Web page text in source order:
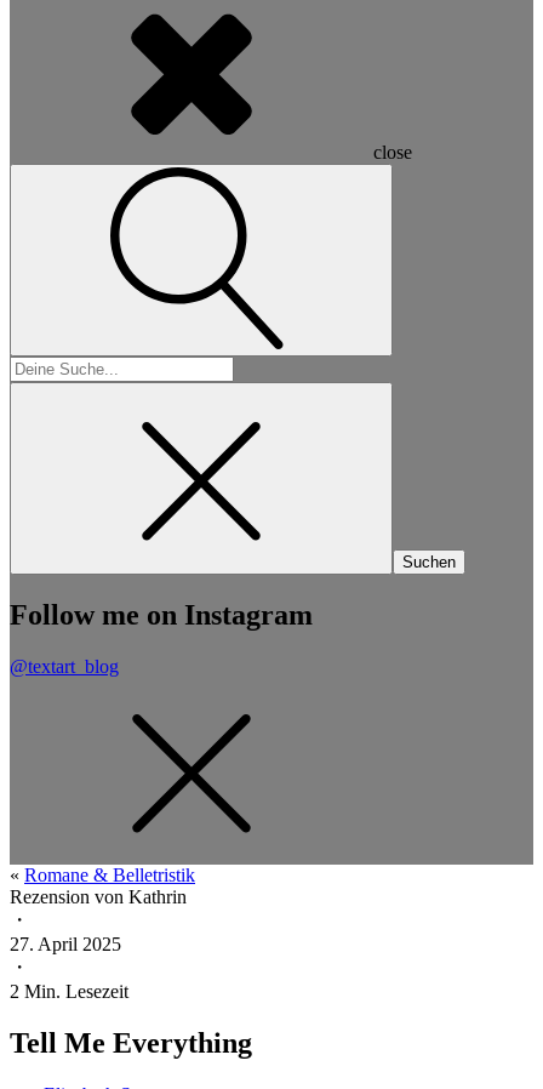
close
Suchen
nach:
Follow me on Instagram
@textart_blog
« Romane & Belletristik
Rezension von Kathrin
・
27. April 2025
・
2 Min. Lesezeit
Tell Me Everything